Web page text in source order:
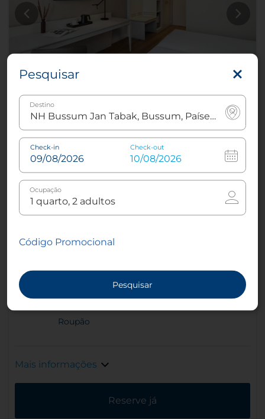
Quarto Superior com terraço
3 26 m²
Cama king-
size ou
Cama
twin
Ar condicionado -
Roupão
Mais informações
Reserve já
Pesquisar
Destino
Check-in Check-out
Ocupação
Código Promocional
Pesquisar